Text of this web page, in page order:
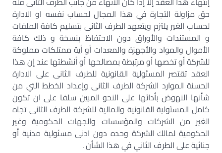
حق مزاولة التجارة في هذا المجال لحساب نفسه او الادارة
لحساب الغير يلتزم ويتعهد الطرف الثانى بتسليم كافة الملفات
و المستندات والأوراق دون الاحتفاظ بنسخة و ذلك كافة
الأموال والمواد والأجهزة والمعدات أو أية ممتلكات مملوكة
للشركة أو تخصها أو مرتبطة بمصالحها أو أنشطتها عند إن هذا
العقد تقتصر المسئولية القانونية للطرف الثانى على الادارة
الحسنة الموارد الشركة الطرف الثانى وإعداد الخطط التي من
شأنها النهوض بأدائها على النحو المبين سلفا على ان تكون
كامل المسئولية القانونية والمالية للشركة الطرف الثانى تجاه
الغير من الشركات والمؤسسات والجهات الحكومية وغير
الحكومية لمالك الشركة وحده دون ادنى مسئولية مدنية أو
جنائية على الطرف الثاني في هذا الشأن .